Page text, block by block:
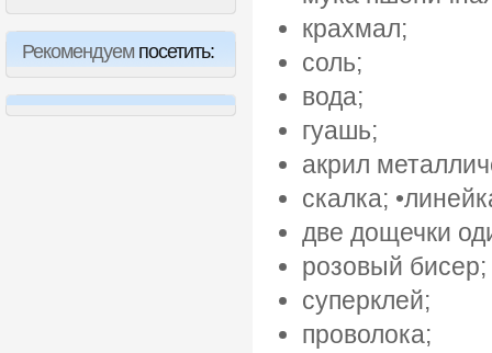
Рекомендуемпосетить:
крахмал;
соль;
вода;
гуашь;
акрил
скалка;
две дощечки
розовый бисер;
суперклей;
проволока;